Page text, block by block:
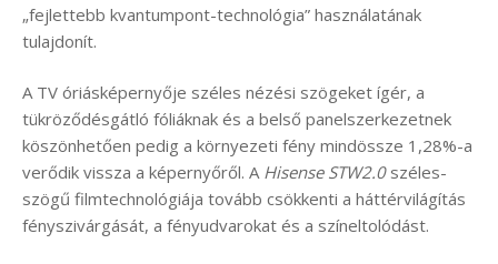
„fejlettebb kvantumpont-technológia” használatának
tulajdonít.
A TV óriásképernyője széles nézési szögeket ígér, a
tükröződésgátló fóliáknak és a belső panelszerkezetnek
köszönhetően pedig a környezeti fény mindössze 1,28%-a
verődik vissza a képernyőről. A Hisense STW2.0széles-
szögű filmtechnológiája tovább csökkenti a háttérvilágítás
fényszivárgását, a fényudvarokat és a színeltolódást.